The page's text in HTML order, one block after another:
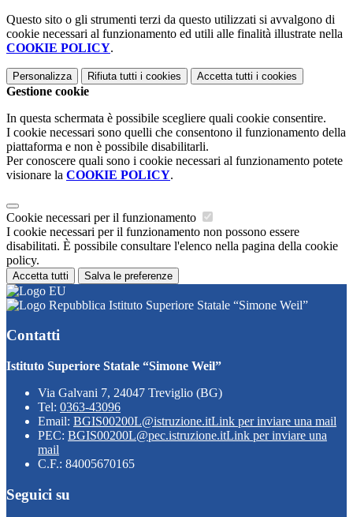
Questo sito o gli strumenti terzi da questo utilizzati si avvalgono di
cookie necessari al funzionamento ed utili alle finalità illustrate nella
COOKIE POLICY.
Personalizza Rifiuta tutti i cookies Accetta tutti i cookies
Gestione cookie
In questa schermata è possibile scegliere quali cookie consentire.
I cookie necessari sono quelli che consentono il funzionamento della
piattaforma e non è possibile disabilitarli.
Per conoscere quali sono i cookie necessari al funzionamento potete
visionare la COOKIE POLICY.
Cookie necessari per il funzionamento
I cookie necessari per il funzionamento non possono essere
disabilitati. È possibile consultare l'elenco nella pagina della cookie
policy.
Accetta tutti Salva le preferenze
Istituto Superiore Statale “Simone Weil”
Contatti
Istituto Superiore Statale “Simone Weil”
Via Galvani 7, 24047 Treviglio (BG)
Tel: 0363-43096
Email: BGIS00200L@istruzione.itLink per inviare una mail
PEC: BGIS00200L@pec.istruzione.itLink per inviare una
mail
C.F.: 84005670165
Seguici su